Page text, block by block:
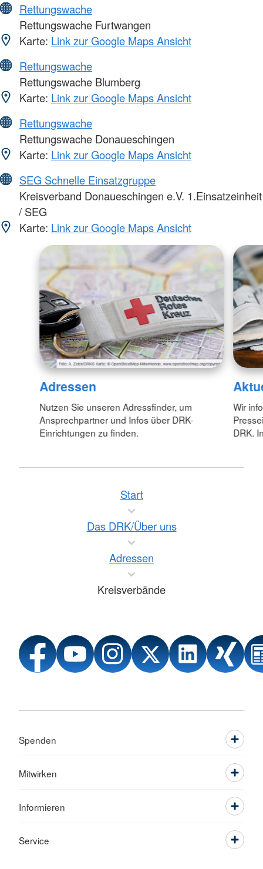
Rettungswache
Rettungswache Furtwangen
Karte: Link zur Google Maps Ansicht
Rettungswache
Rettungswache Blumberg
Karte: Link zur Google Maps Ansicht
Rettungswache
Rettungswache Donaueschingen
Karte: Link zur Google Maps Ansicht
SEG Schnelle Einsatzgruppe
Kreisverband Donaueschingen e.V. 1.Einsatzeinheit
/ SEG
Karte: Link zur Google Maps Ansicht
Adressen
Nutzen Sie unseren Adressfinder, um
Ansprechpartner und Infos über DRK-
Einrichtungen zu finden.
Wir
DRK.
Start
Das DRK/Über uns
Adressen
Kreisverbände
Spenden
Mitwirken
Informieren
Service